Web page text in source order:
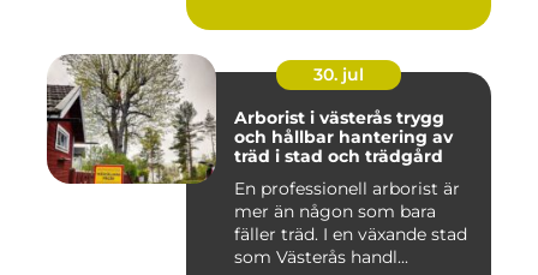
30. jul
Arborist i västerås trygg
och hållbar hantering av
träd i stad och trädgård
En professionell arborist är
mer än någon som bara
fäller träd. I en växande stad
som Västerås handl...